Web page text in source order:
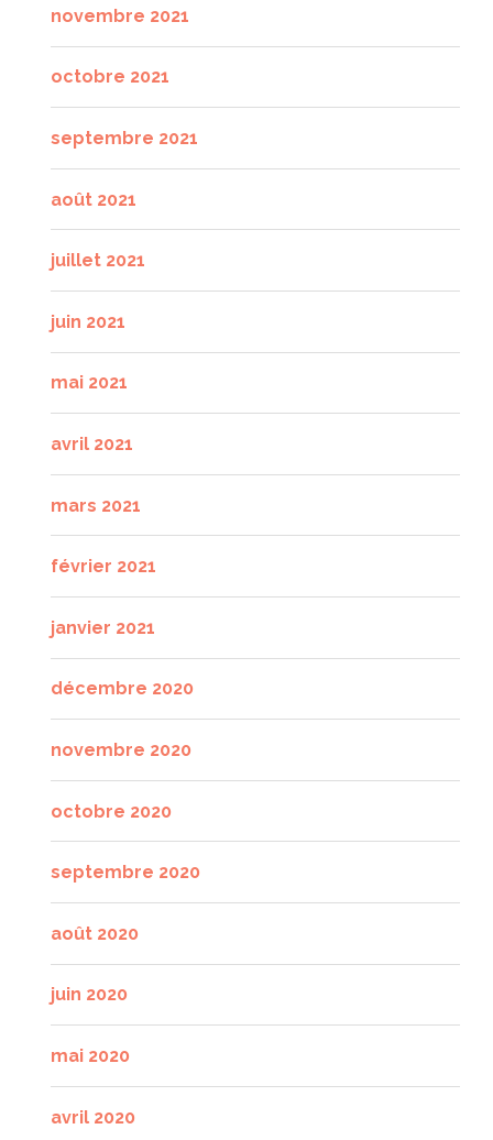
novembre 2021
octobre 2021
septembre 2021
août 2021
juillet 2021
juin 2021
mai 2021
avril 2021
mars 2021
février 2021
janvier 2021
décembre 2020
novembre 2020
octobre 2020
septembre 2020
août 2020
juin 2020
mai 2020
avril 2020